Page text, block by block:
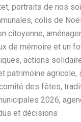
portraits de nos
colis de
citoyenne,
de mémoire et un
actions
patrimoine agricole,
des fêtes,
2026,
et décisions